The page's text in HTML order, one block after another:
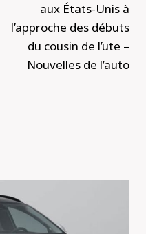
aux États-Unis à
l’approche des débuts
du cousin de l’ute –
Nouvelles de l’auto